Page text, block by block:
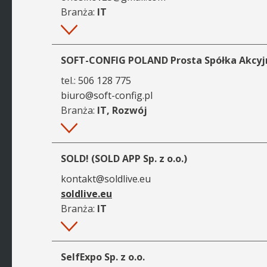
Branża: IT
Więcej
SOFT-CONFIG POLAND Prosta Spółka
tel.: 506 128 775
biuro@soft-config.pl
Branża: IT, Rozwój
Więcej
SOLD! (SOLD APP Sp. z o.o.)
kontakt@soldlive.eu
soldlive.eu
Branża: IT
Więcej
SelfExpo Sp. z o.o.